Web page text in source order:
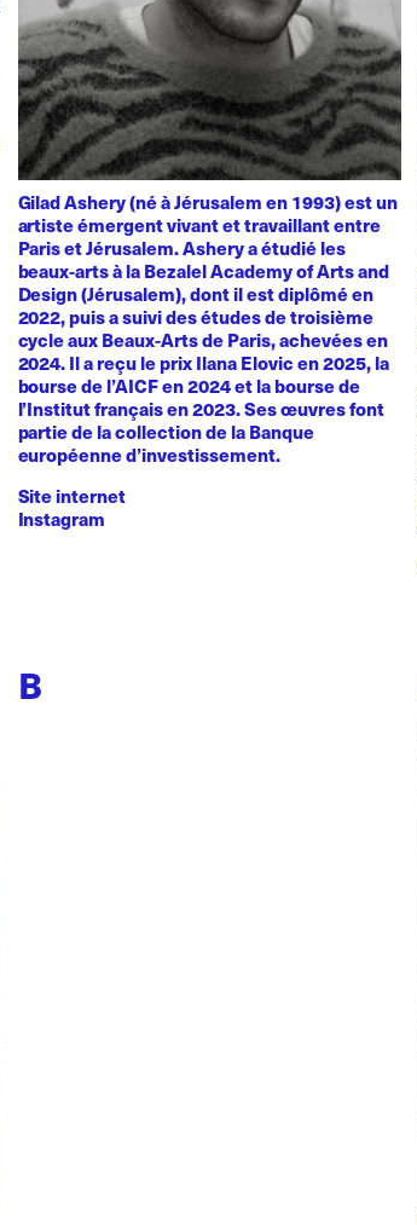
Gilad Ashery (né à Jérusalem en 1993) est un
artiste émergent vivant et travaillant entre
Paris et Jérusalem. Ashery a étudié les
beaux-arts à la Bezalel Academy of Arts and
Design (Jérusalem), dont il est diplômé en
2022, puis a suivi des études de troisième
cycle aux Beaux-Arts de Paris, achevées en
2024. Il a reçu le prix Ilana Elovic en 2025, la
bourse de l’AICF en 2024 et la bourse de
l’Institut français en 2023. Ses œuvres font
partie de la collection de la Banque
européenne d’investissement.
Site internet
Instagram
B